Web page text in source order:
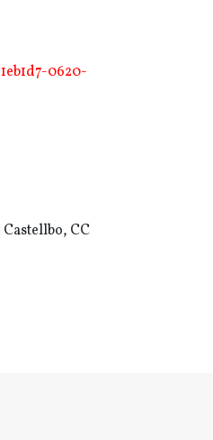
0620-
Castellbo, CC